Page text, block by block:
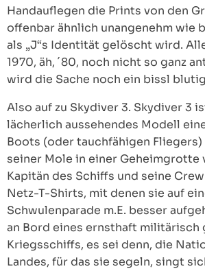
Handauflegen die Prints von den
offenbar ähnlich unangenehm wie
als „J“s Identität gelöscht wird.
1970, äh, ´80, noch nicht so ganz
wird die Sache noch ein bissl
Also auf zu Skydiver 3. Skydiver 3
lächerlich aussehendes Modell
Boots (oder tauchfähigen
seiner Mole in einer Geheimgrotte
Kapitän des Schiffs und seine
Netz-T-Shirts, mit denen sie auf
Schwulenparade m.E. besser
an Bord eines ernsthaft militärisch
Kriegsschiffs, es sei denn, die
Landes, für das sie segeln, singt